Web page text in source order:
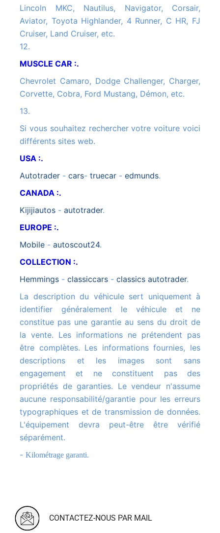
Lincoln MKC, Nautilus, Navigator, Corsair,
Aviator, Toyota Highlander, 4 Runner, C HR, FJ
Cruiser, Land Cruiser, etc.
12.
MUSCLE CAR :.
Chevrolet Camaro, Dodge Challenger, Charger,
Corvette, Cobra, Ford Mustang, Démon, etc.
13.
Si vous souhaitez rechercher votre voiture voici
différents sites web.
USA :.
autotrader - cars- truecar - edmunds.
CANADA :.
kijijiautos - autotrader.
EUROPE :.
mobile - autoscout24.
COLLECTION :.
hemmings - classiccars - classics autotrader.
La description du véhicule sert uniquement à
identifier généralement le véhicule et ne
constitue pas une garantie au sens du droit de
la vente. Les informations ne prétendent pas
être complètes. Les informations fournies, les
descriptions et les images sont sans
engagement et ne constituent pas des
propriétés de garanties. Le vendeur n'assume
aucune responsabilité/garantie pour les erreurs
typographiques et de transmission de données.
L'équipement devra peut-être être vérifié
séparément.
Kilométrage garanti.
CONTACTEZ-NOUS PAR MAIL